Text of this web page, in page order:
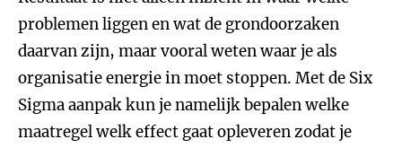
problemen liggen en wat de grondoorzaken
daarvan zijn, maar vooral weten waar je als
organisatie energie in moet stoppen. Met de Six
Sigma aanpak kun je namelijk bepalen welke
maatregel welk effect gaat opleveren zodat je